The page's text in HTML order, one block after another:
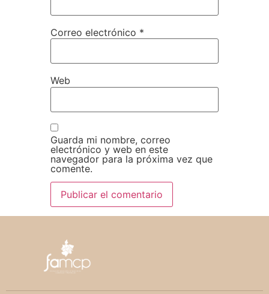
Correo electrónico *
Web
Guarda mi nombre, correo
electrónico y web en este
navegador para la próxima vez que
comente.